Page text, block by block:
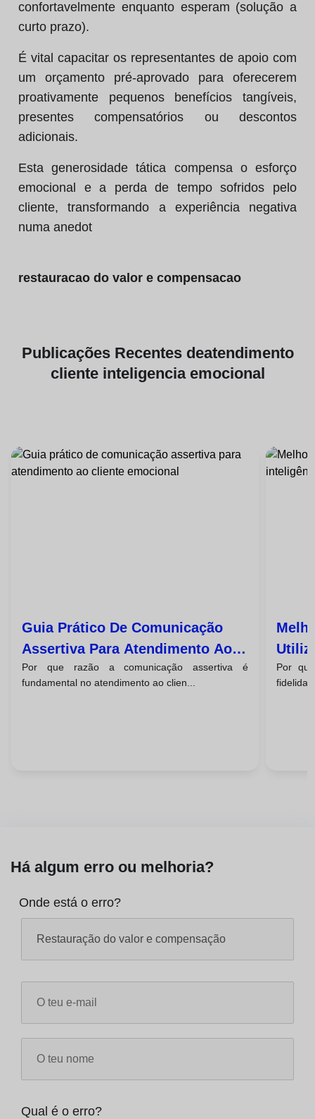
confortavelmente enquanto esperam (solução a
curto prazo).
É vital capacitar os representantes de apoio com
um orçamento pré-aprovado para oferecerem
proativamente pequenos benefícios tangíveis,
presentes compensatórios ou descontos
adicionais.
Esta generosidade tática compensa o esforço
emocional e a perda de tempo sofridos pelo
cliente, transformando a experiência negativa
numa anedot
restauracao do valor e compensacao
Publicações Recentes deatendimento
cliente inteligencia emocional
Guia Prático De Comunicação
Assertiva Para Atendimento Ao
Cliente Emocional
Por que razão a comunicação assertiva é
fundamental no atendimento ao clien...
Por
Há algum erro ou melhoria?
Onde está o erro?
Qual é o erro?